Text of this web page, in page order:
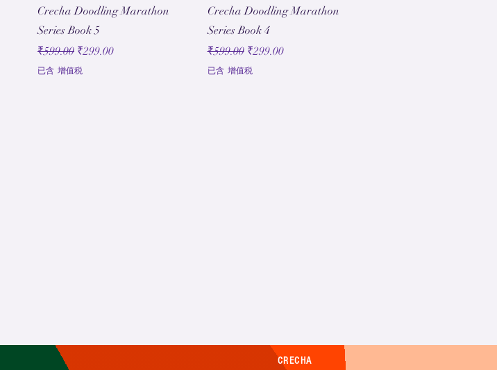
快速瀏覽
Crecha Doodling Marathon
Series Book 5
一般價格
₹599.00 促銷價格
₹299.00
已含 增值税
快速瀏覽
Crecha Doodling Marathon
Series Book 4
一般價格
₹599.00 促銷價格
₹299.00
已含 增值税
CRECHA